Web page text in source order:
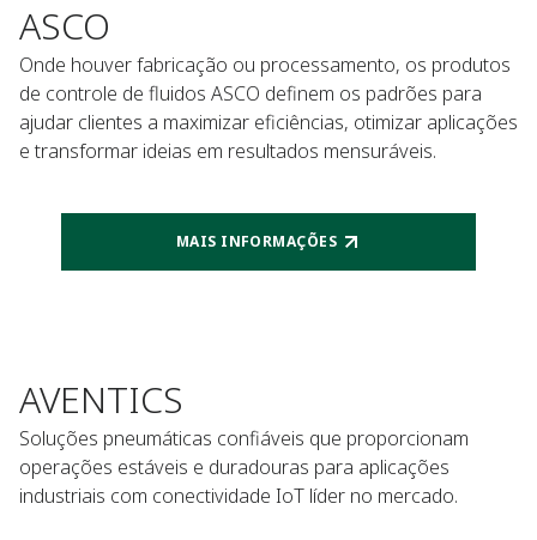
ASCO
Onde houver fabricação ou processamento, os produtos
de controle de fluidos ASCO definem os padrões para
ajudar clientes a maximizar eficiências, otimizar aplicações
e transformar ideias em resultados mensuráveis.
MAIS INFORMAÇÕES
AVENTICS
Soluções pneumáticas confiáveis que proporcionam
operações estáveis e duradouras para aplicações
industriais com conectividade IoT líder no mercado.